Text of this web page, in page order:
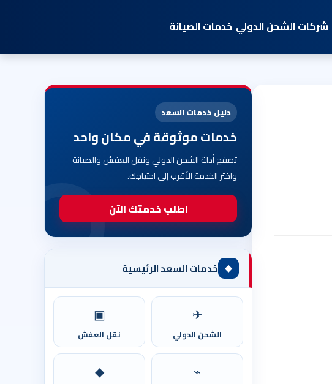
شركات الشحن الدولي خدمات الصيانة
دليل خدمات السعد
خدمات موثوقة في مكان واحد
تصفح أدلة الشحن الدولي ونقل العفش والصيانة
واختر الخدمة الأقرب إلى احتياجك.
اطلب خدمتك الآن
◆ خدمات السعد الرئيسية
✈
الشحن الدولي
▣
نقل العفش
⌁
◆